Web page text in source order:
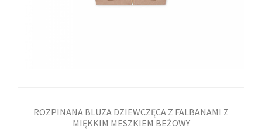
ROZPINANA BLUZA DZIEWCZĘCA Z FALBANAMI Z
MIĘKKIM MESZKIEM BEŻOWY